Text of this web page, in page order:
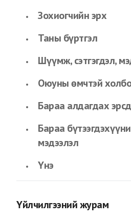
Зохиогчийн эрх
Таны бүртгэл
Шүүмж, сэтгэгдэл,
Оюуны өмчтэй
Бараа алдагдах
Бараа
мэдээлэл
Үнэ
Үйлчилгээний журам